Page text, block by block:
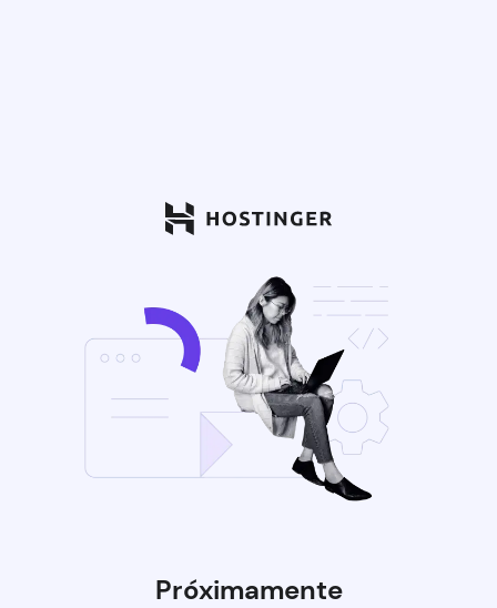
Próximamente